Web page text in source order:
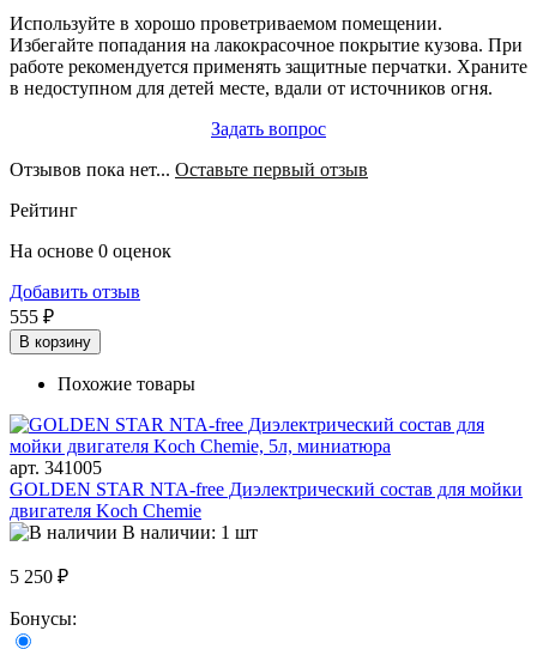
Используйте в хорошо проветриваемом помещении.
Избегайте попадания на лакокрасочное покрытие кузова. При
работе рекомендуется применять защитные перчатки. Храните
в недоступном для детей месте, вдали от источников огня.
Задать вопрос
Отзывов пока нет... Оставьте первый отзыв
Рейтинг
На основе 0 оценок
Добавить отзыв
555 ₽
В корзину
Похожие товары
арт. 341005
GOLDEN STAR NTA-free Диэлектрический состав для мойки
двигателя Koch Chemie
В наличии: 1 шт
5 250 ₽
Бонусы: